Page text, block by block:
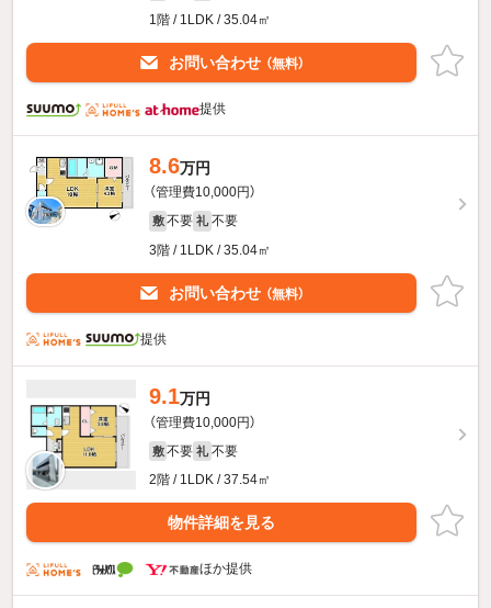
1階 / 1LDK / 35.04㎡
お問い合わせ （無料）
提供
8.6万円
（管理費10,000円）
敷 不要 礼 不要
3階 / 1LDK / 35.04㎡
お問い合わせ （無料）
提供
9.1万円
（管理費10,000円）
敷 不要 礼 不要
2階 / 1LDK / 37.54㎡
物件詳細を見る
ほか提供